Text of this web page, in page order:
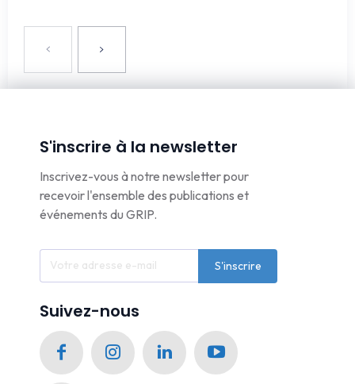
S'inscrire à la newsletter
Inscrivez-vous à notre newsletter pour
recevoir l'ensemble des publications et
événements du GRIP.
S'inscrire
Suivez-nous